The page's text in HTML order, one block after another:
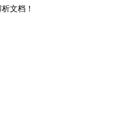
文档！